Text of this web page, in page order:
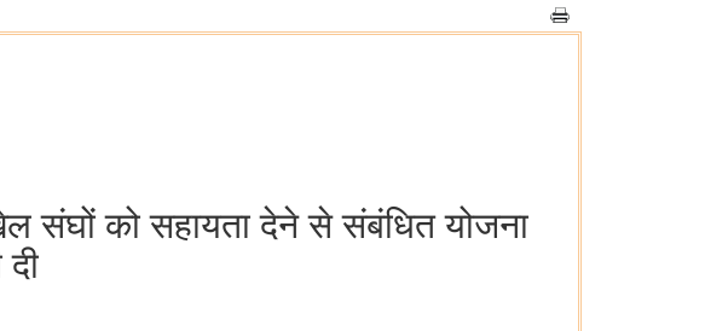
संघों को सहायता देने से संबंधित योजना